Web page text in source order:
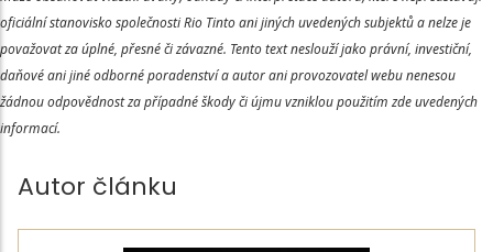
oficiální stanovisko společnosti Rio Tinto ani jiných uvedených subjektů a nelze je
považovat za úplné, přesné či závazné. Tento text neslouží jako právní, investiční,
daňové ani jiné odborné poradenství a autor ani provozovatel webu nenesou
žádnou odpovědnost za případné škody či újmu vzniklou použitím zde uvedených
informací.
Autor článku